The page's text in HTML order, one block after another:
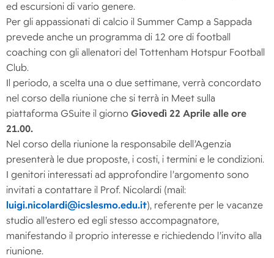
ed escursioni di vario genere.
Per gli appassionati di calcio il Summer Camp a Sappada
prevede anche un programma di 12 ore di football
coaching con gli allenatori del Tottenham Hotspur Football
Club.
Il periodo, a scelta una o due settimane, verrà concordato
nel corso della riunione che si terrà in Meet sulla
piattaforma GSuite il giorno Giovedì 22 Aprile alle ore
21.00.
Nel corso della riunione la responsabile dell’Agenzia
presenterà le due proposte, i costi, i termini e le condizioni.
I genitori interessati ad approfondire l’argomento sono
invitati a contattare il Prof. Nicolardi (mail:
luigi.nicolardi@icslesmo.edu.it), referente per le vacanze
studio all’estero ed egli stesso accompagnatore,
manifestando il proprio interesse e richiedendo l’invito alla
riunione.